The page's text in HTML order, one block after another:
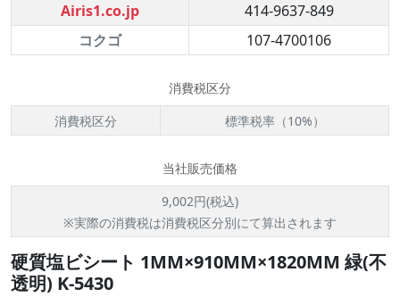
Airis1.co.jp
414-9637-849
コクゴ
107-4700106
消費税区分
消費税区分
標準税率（10%）
当社販売価格
9,002円(税込)
※実際の消費税は消費税区分別にて算出されます
硬質塩ビシート 1MM×910MM×1820MM 緑(不
透明) K-5430